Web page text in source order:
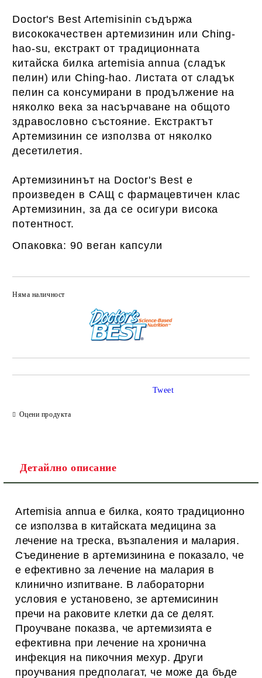
Doctor's Best Artemisinin съдържа
висококачествен артемизинин или Ching-
hao-su, екстракт от традиционната
китайска билка artemisia annua (сладък
пелин) или Ching-hao. Листата от сладък
пелин са консумирани в продължение на
няколко века за насърчаване на общото
здравословно състояние. Екстрактът
Артемизинин се използва от няколко
десетилетия.
Артемизининът на Doctor's Best е
произведен в САЩ с фармацевтичен клас
Артемизинин, за да се осигури висока
потентност.
Опаковка: 90 веган капсули
Няма наличност
Оцени продукта
Tweet
Детайлно описание
Artemisia annua е билка, която традиционно
се използва в китайската медицина за
лечение на треска, възпаления и малария.
Съединение в артемизинина е показало, че
е ефективно за лечение на малария в
клинично изпитване. В лабораторни
условия е установено, зе артемисинин
пречи на раковите клетки да се делят.
Проучване показва, че артемизията е
ефективна при лечение на хронична
инфекция на пикочния мехур. Други
проучвания предполагат, че може да бъде